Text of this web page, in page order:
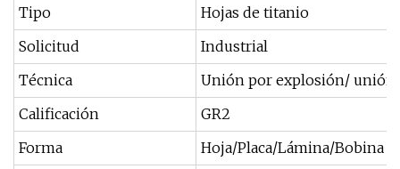
Tipo
Hojas de titanio
Solicitud
Industrial
Técnica
Unión por explosión/ unión
Calificación
GR2
Forma
Hoja/Placa/Lámina/Bobina